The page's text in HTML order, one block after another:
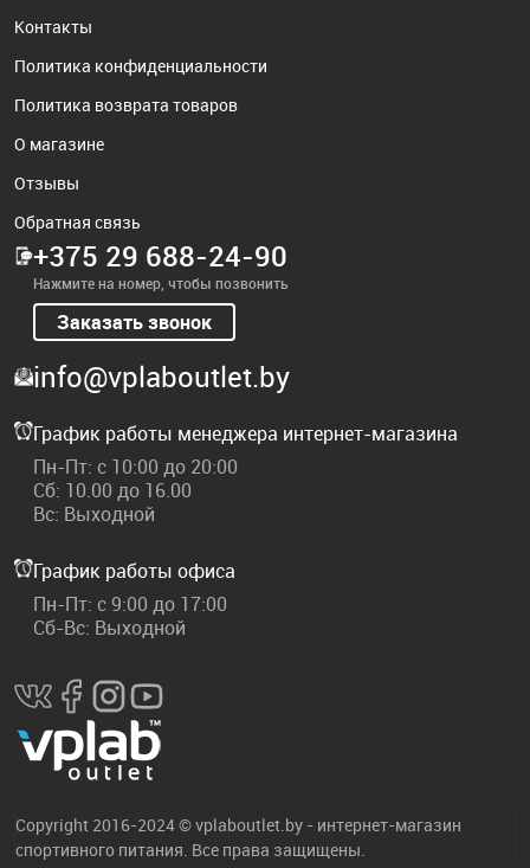
Контакты
Политика конфиденциальности
Политика возврата товаров
О магазине
Отзывы
Обратная связь
+375 29 688-24-90
Нажмите на номер, чтобы позвонить
Заказать звонок
info@vplaboutlet.by
График работы менеджера интернет-магазина
Пн-Пт: с 10:00 до 20:00
Сб: 10.00 до 16.00
Вс: Выходной
График работы офиса
Пн-Пт: с 9:00 до 17:00
Сб-Вс: Выходной
Copyright 2016-2024 © vplaboutlet.by - интернет-магазин
спортивного питания. Все права защищены.